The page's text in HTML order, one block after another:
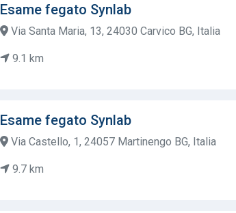
Esame fegato Synlab
Via Santa Maria, 13, 24030 Carvico BG, Italia
9.1 km
Esame fegato Synlab
Via Castello, 1, 24057 Martinengo BG, Italia
9.7 km